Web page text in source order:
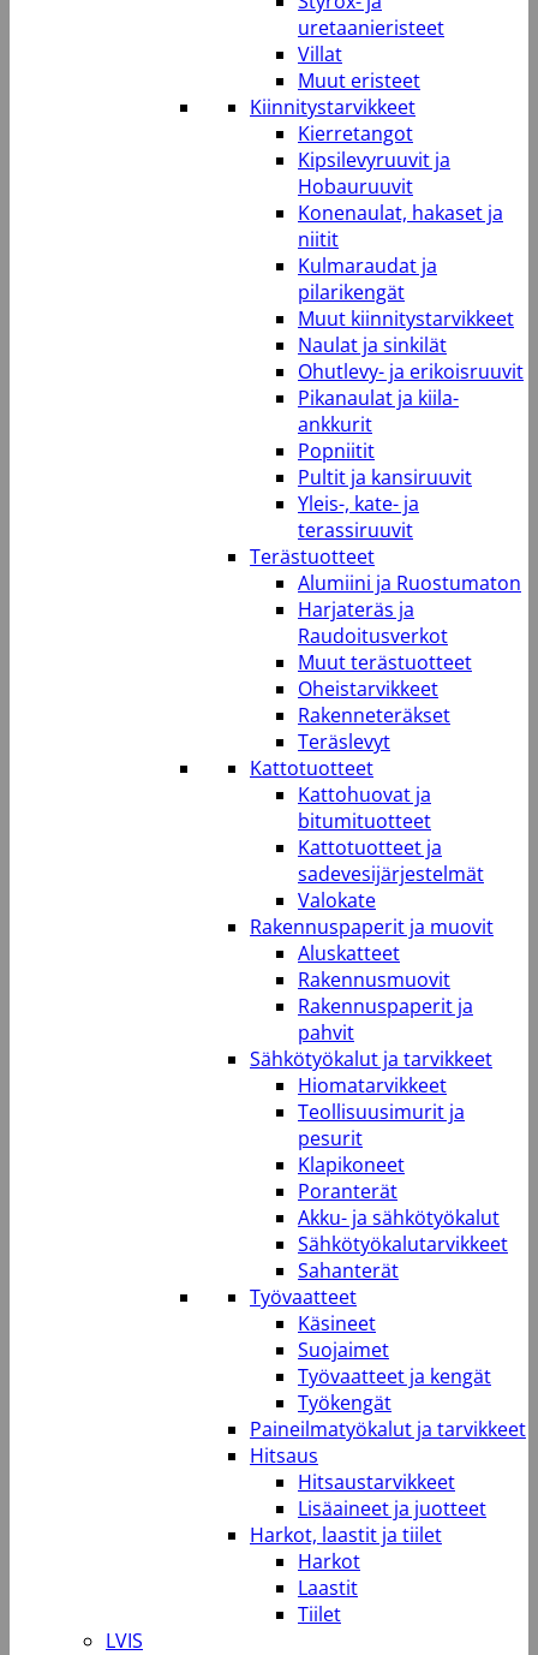
uretaanieristeet
Villat
Muut eristeet
Kiinnitystarvikkeet
Kierretangot
Kipsilevyruuvit ja
Hobauruuvit
Konenaulat, hakaset ja
niitit
Kulmaraudat ja
pilarikengät
Muut kiinnitystarvikkeet
Naulat ja sinkilät
Ohutlevy- ja erikoisruuvit
Pikanaulat ja kiila-
ankkurit
Popniitit
Pultit ja kansiruuvit
Yleis-, kate- ja
terassiruuvit
Terästuotteet
Alumiini ja Ruostumaton
Harjateräs ja
Raudoitusverkot
Muut terästuotteet
Oheistarvikkeet
Rakenneteräkset
Teräslevyt
Kattotuotteet
Kattohuovat ja
bitumituotteet
Kattotuotteet ja
sadevesijärjestelmät
Valokate
Rakennuspaperit ja muovit
Aluskatteet
Rakennusmuovit
Rakennuspaperit ja
pahvit
Sähkötyökalut ja tarvikkeet
Hiomatarvikkeet
Teollisuusimurit ja
pesurit
Klapikoneet
Poranterät
Akku- ja sähkötyökalut
Sähkötyökalutarvikkeet
Sahanterät
Työvaatteet
Käsineet
Suojaimet
Työvaatteet ja kengät
Työkengät
Paineilmatyökalut ja tarvikkeet
Hitsaus
Hitsaustarvikkeet
Lisäaineet ja juotteet
Harkot, laastit ja tiilet
Harkot
Laastit
Tiilet
LVIS